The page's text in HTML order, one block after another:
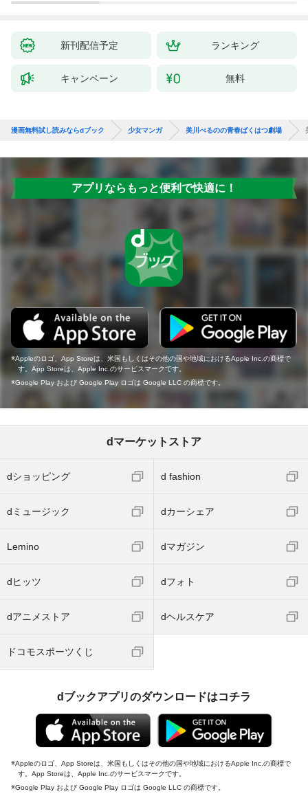
新刊配信予定 ランキング
キャンペーン 無料
漫画無料試し読みならdブック 少女マンガ 美川べるのの青春ばくはつ劇場
アプリならもっと便利で快適に！
Appleのロゴ、App Storeは、米国もしくはその他の国や地域におけるApple Inc.の商標で
す。App Storeは、Apple Inc.のサービスマークです。
Google Play および Google Play ロゴは Google LLC の商標です。
dマーケットストア
dショッピング d fashion
dミュージック dカーシェア
Lemino dマガジン
dヒッツ dフォト
dアニメストア dヘルスケア
ドコモスポーツくじ
dブックアプリのダウンロードはコチラ
Appleのロゴ、App Storeは、米国もしくはその他の国や地域におけるApple Inc.の商標で
す。App Storeは、Apple Inc.のサービスマークです。
Google Play および Google Play ロゴは Google LLC の商標です。